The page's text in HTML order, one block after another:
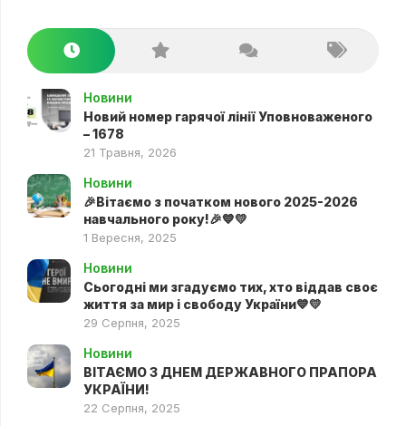
Новини
Новий номер гарячої лінії Уповноваженого
– 1678
21 Травня, 2026
Новини
🎉Вітаємо з початком нового 2025-2026
навчального року!🎉💙💛
1 Вересня, 2025
Новини
Сьогодні ми згадуємо тих, хто віддав своє
життя за мир і свободу України💙💛
29 Серпня, 2025
Новини
ВІТАЄМО З ДНЕМ ДЕРЖАВНОГО ПРАПОРА
УКРАЇНИ!
22 Серпня, 2025